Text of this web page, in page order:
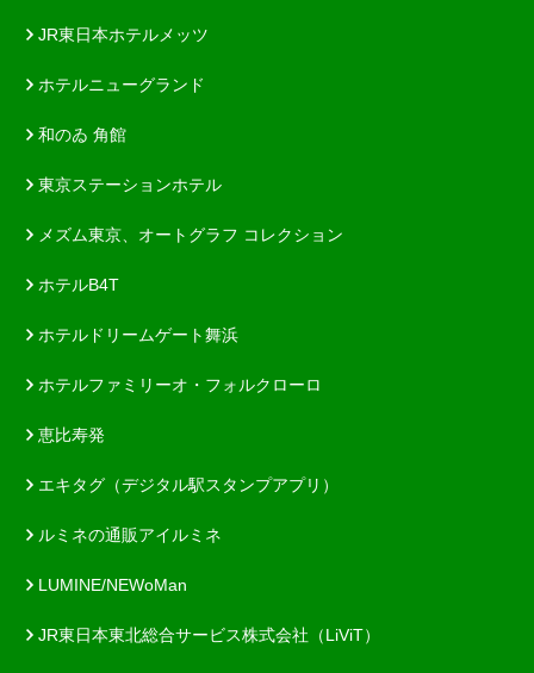
JR東日本ホテルメッツ
ホテルニューグランド
和のゐ 角館
東京ステーションホテル
メズム東京、オートグラフ コレクション
ホテルB4T
ホテルドリームゲート舞浜
ホテルファミリーオ・フォルクローロ
恵比寿発
エキタグ（デジタル駅スタンプアプリ）
ルミネの通販アイルミネ
LUMINE/NEWoMan
JR東日本東北総合サービス株式会社（LiViT）